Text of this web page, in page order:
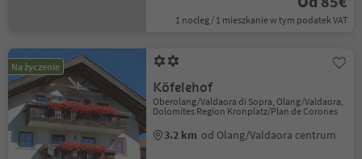
1 nocleg / 1 mieszkanie w tym podatek VAT
Na życzenie
Köfelehof
Oberolang/Valdaora di Sopra, Olang/Valdaora,
Dolomites Region Kronplatz/Plan de Corones
3.2 km od Olang/Valdaora centrum